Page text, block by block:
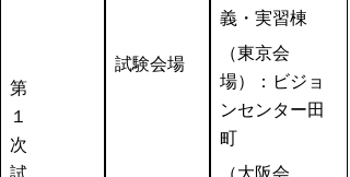
第
１
次
試
試験会場
義・実習棟
（東京会
場）：ビジョ
ンセンター田
町
（大阪会